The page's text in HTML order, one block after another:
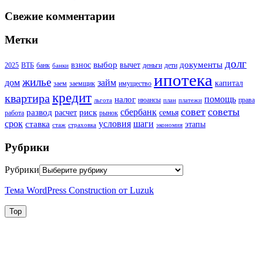
Свежие комментарии
Метки
2025 ВТБ банк банки взнос выбор вычет деньги дети документы долг
дом жилье заем заемщик займ имущество ипотека капитал
квартира кредит льгота налог нюансы план платежи помощь права
работа развод расчет риск рынок сбербанк семья совет советы
срок ставка стаж страховка условия шаги экономия этапы
Рубрики
Рубрики
Тема WordPress Construction от Luzuk
Top